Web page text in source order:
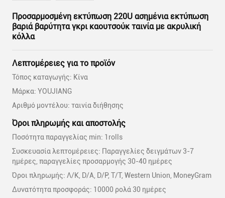
Προσαρμοσμένη εκτύπωση 220U ασημένια εκτύπωση
βαριά βαρύτητα γκρι καουτσούκ ταινία με ακρυλική
κόλλα
Λεπτομέρειες για το προϊόν
Τόπος καταγωγής: Κίνα
Μάρκα: YOUJIANG
Αριθμό μοντέλου: ταινία διήθησης
Όροι πληρωμής και αποστολής
Ποσότητα παραγγελίας min: 1rolls
Συσκευασία λεπτομέρειες: Παραγγελίες δειγμάτων 3-7
ημέρες, παραγγελίες προσαρμογής 30-40 ημέρες
Όροι πληρωμής: Λ/Κ, D/A, D/P, T/T, Western Union, MoneyGram
Δυνατότητα προσφοράς: 10000 ρολά 30 ημέρες